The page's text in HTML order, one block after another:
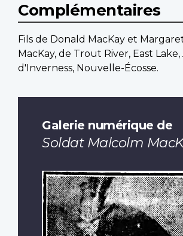
Complémentaires
Fils de Donald MacKay et
MacKay, de Trout River, East
d'Inverness, Nouvelle-Écosse.
Galerie numérique de
Soldat Malcolm